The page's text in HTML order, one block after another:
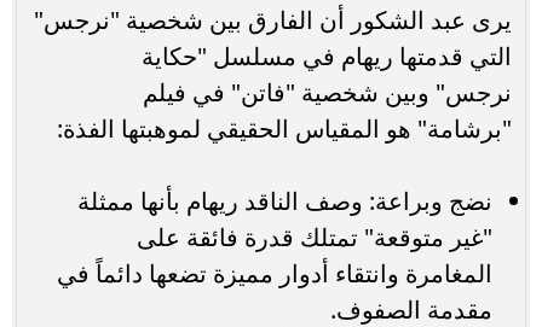
يرى عبد الشكور أن الفارق بين شخصية "نرجس"
التي قدمتها ريهام في مسلسل "حكاية
نرجس" وبين شخصية "فاتن" في فيلم
"برشامة" هو المقياس الحقيقي لموهبتها الفذة:
نضج وبراعة: وصف الناقد ريهام بأنها ممثلة
"غير متوقعة" تمتلك قدرة فائقة على
المغامرة وانتقاء أدوار مميزة تضعها دائماً في
مقدمة الصفوف.